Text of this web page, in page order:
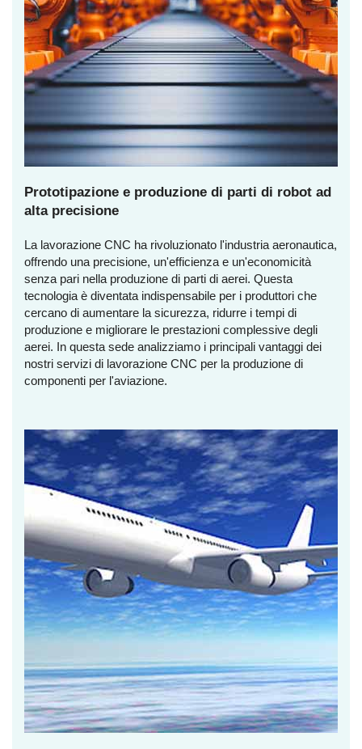
Prototipazione e produzione di parti di robot ad
alta precisione
La lavorazione CNC ha rivoluzionato l'industria aeronautica,
offrendo una precisione, un'efficienza e un'economicità
senza pari nella produzione di parti di aerei. Questa
tecnologia è diventata indispensabile per i produttori che
cercano di aumentare la sicurezza, ridurre i tempi di
produzione e migliorare le prestazioni complessive degli
aerei. In questa sede analizziamo i principali vantaggi dei
nostri servizi di lavorazione CNC per la produzione di
componenti per l'aviazione.